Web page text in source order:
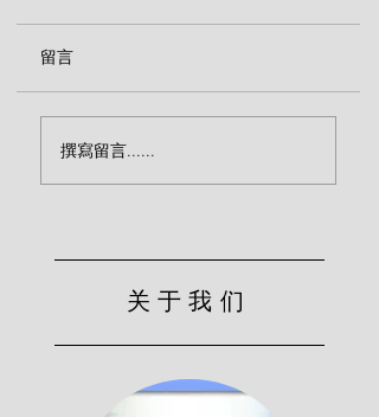
吗？（陶恕）
留言
撰寫留言......
关于我们